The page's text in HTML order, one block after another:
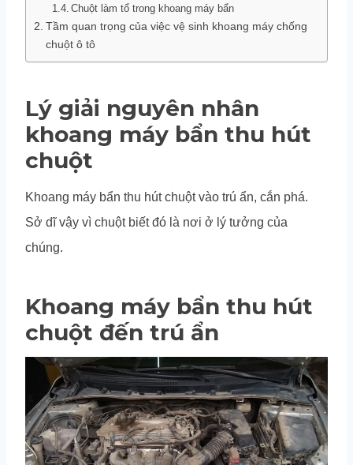
Chuột làm tổ trong khoang máy bẩn
Tầm quan trọng của việc vệ sinh khoang máy chống
chuột ô tô
Lý giải nguyên nhân
khoang máy bẩn thu hút
chuột
Khoang máy bẩn thu hút chuột vào trú ẩn, cắn phá.
Sở dĩ vậy vì chuột biết đó là nơi ở lý tưởng của
chúng.
Khoang máy bẩn thu hút
chuột đến trú ẩn